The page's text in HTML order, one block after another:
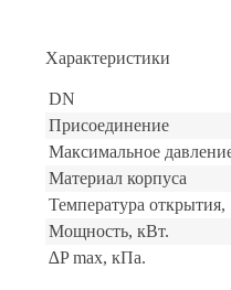
Характеристики
DN
Присоединение
Максимальное
Материал корпуса
Температура открытия,
Мощность, кВт.
∆P max, кПа.